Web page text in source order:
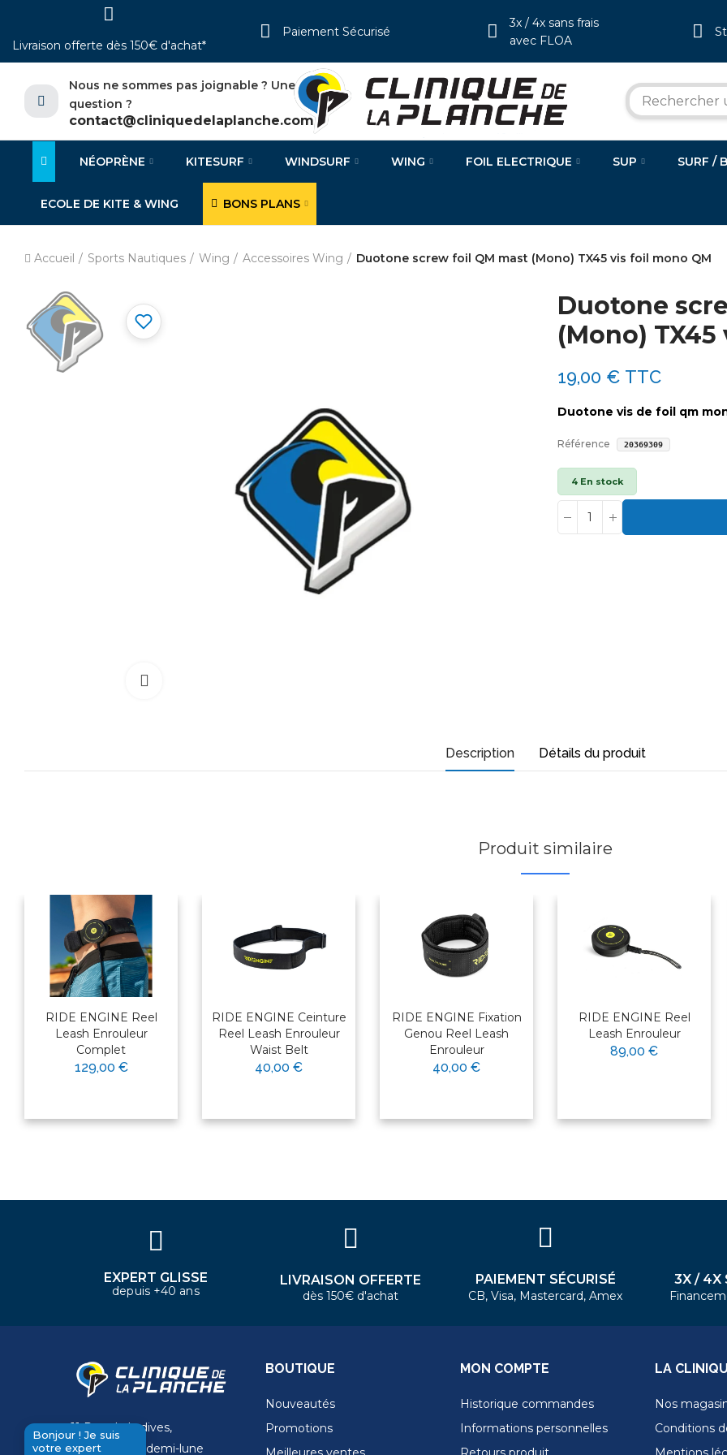
Livraison offerte dès 150€ d'achat*
Paiement Sécurisé
3x / 4x sans frais
avec FLOA
Nous ne sommes pas joignable ? Une
question ?
contact@cliniquedelaplanche.com
NÉOPRÈNE KITESURF WINDSURF WING FOIL ELECTRIQUE SUP SURF /
ECOLE DE KITE & WING BONS PLANS
Accueil Sports Nautiques Wing Accessoires Wing Duotone screw foil QM mast (Mono) TX45 vis foil mono QM
Duotone
(Mono)
19,00 € TTC
Duotone vis de foil qm
Référence 20369309
4 En stock
Description Détails du produit
Produit similaire
RIDE ENGINE Reel
Leash Enrouleur
Complet
129,00 €
RIDE ENGINE Ceinture
Reel Leash Enrouleur
Waist Belt
40,00 €
RIDE ENGINE Fixation
Genou Reel Leash
Enrouleur
40,00 €
RIDE ENGINE Reel
Leash Enrouleur
89,00 €
×
Bonjour ! Je suis
votre expert
EXPERT GLISSE
depuis +40 ans
LIVRAISON OFFERTE
dès 150€ d'achat
PAIEMENT SÉCURISÉ
CB, Visa, Mastercard, Amex
3X / 4X
11 Rue de la dives,
4 Place de la demi-lune
BOUTIQUE
Nouveautés
Promotions
MON COMPTE
Historique commandes
Informations personnelles
LA
Nos
Conditions